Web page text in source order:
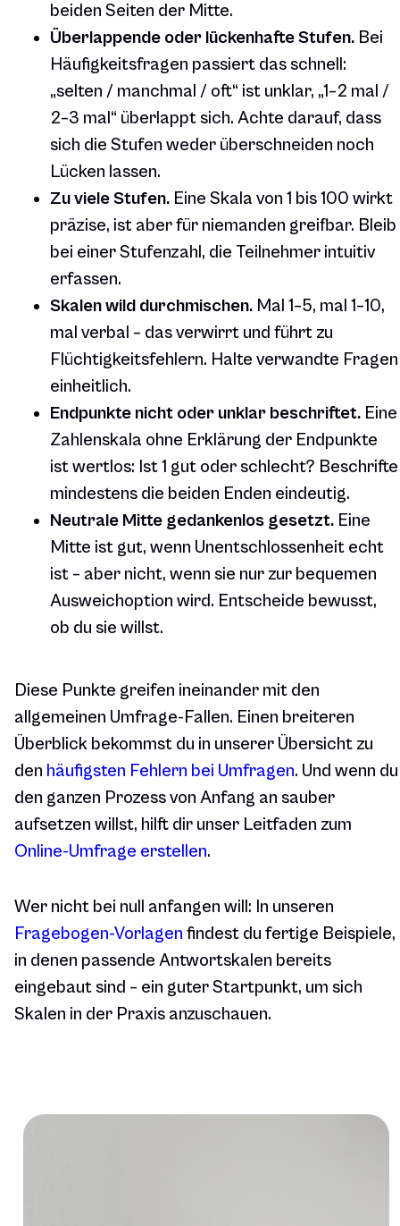
beiden Seiten der Mitte.
Überlappende oder lückenhafte Stufen. Bei
Häufigkeitsfragen passiert das schnell:
„selten / manchmal / oft“ ist unklar, „1–2 mal /
2–3 mal“ überlappt sich. Achte darauf, dass
sich die Stufen weder überschneiden noch
Lücken lassen.
Zu viele Stufen. Eine Skala von 1 bis 100 wirkt
präzise, ist aber für niemanden greifbar. Bleib
bei einer Stufenzahl, die Teilnehmer intuitiv
erfassen.
Skalen wild durchmischen. Mal 1–5, mal 1–10,
mal verbal – das verwirrt und führt zu
Flüchtigkeitsfehlern. Halte verwandte Fragen
einheitlich.
Endpunkte nicht oder unklar beschriftet. Eine
Zahlenskala ohne Erklärung der Endpunkte
ist wertlos: Ist 1 gut oder schlecht? Beschrifte
mindestens die beiden Enden eindeutig.
Neutrale Mitte gedankenlos gesetzt. Eine
Mitte ist gut, wenn Unentschlossenheit echt
ist – aber nicht, wenn sie nur zur bequemen
Ausweichoption wird. Entscheide bewusst,
ob du sie willst.
Diese Punkte greifen ineinander mit den
allgemeinen Umfrage-Fallen. Einen breiteren
Überblick bekommst du in unserer Übersicht zu
den häufigsten Fehlern bei Umfragen. Und wenn du
den ganzen Prozess von Anfang an sauber
aufsetzen willst, hilft dir unser Leitfaden zum
Online-Umfrage erstellen.
Wer nicht bei null anfangen will: In unseren
Fragebogen-Vorlagen findest du fertige Beispiele,
in denen passende Antwortskalen bereits
eingebaut sind – ein guter Startpunkt, um sich
Skalen in der Praxis anzuschauen.